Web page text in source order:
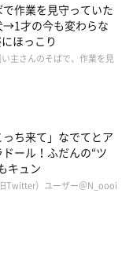
として登場するかも
ツリーから知る愛犬
大野プリモ動物病院
作業を見守っていた
→1才の今も変わらな
ほっこり
主さんのそばで、作業を見
っち来て」なでてとア
ール！ふだんの“ツ
キュン
Twitter）ユーザー＠N_oooi